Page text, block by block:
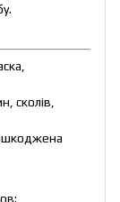
сколів,